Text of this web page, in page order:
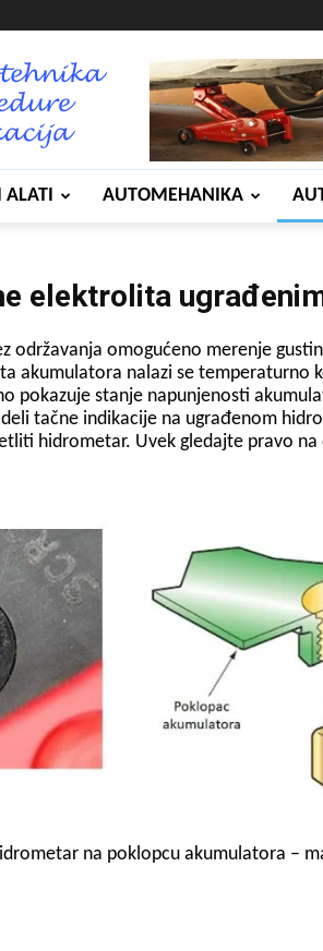
ALATI AUTOMEHANIKA
elektrolita
održavanja omogućeno merenje
akumulatora nalazi se temperaturno
pokazuje stanje napunjenosti
tačne indikacije na ugrađenom
hidrometar. Uvek gledajte pravo
na poklopcu akumulatora –